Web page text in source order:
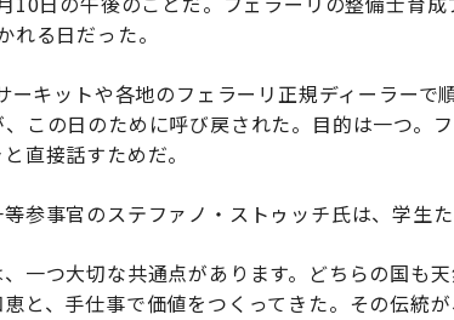
る日だった。
ーキットや各地のフェラーリ正規ディーラーで
この日のために呼び戻された。目的は一つ。
直接話すためだ。
参事官のステファノ・ストゥッチ氏は、学生た
、一つ大切な共通点があります。どちらの国も
と、手仕事で価値をつくってきた。その伝統が